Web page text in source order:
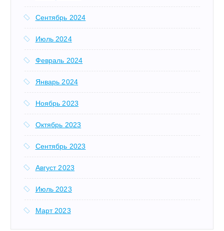
Сентябрь 2024
Июль 2024
Февраль 2024
Январь 2024
Ноябрь 2023
Октябрь 2023
Сентябрь 2023
Август 2023
Июль 2023
Март 2023